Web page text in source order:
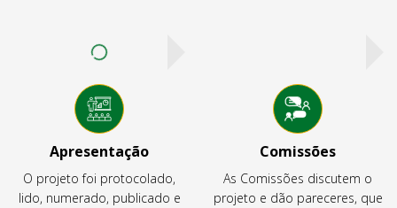
Apresentação
O projeto foi protocolado,
lido, numerado, publicado e
Comissões
As Comissões discutem o
projeto e dão pareceres, que